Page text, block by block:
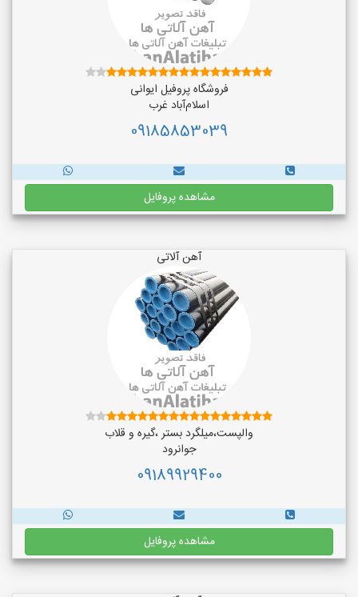
فروشگاه پروفیل ایوانی
اسلام‌آباد غرب
09185853039
مشاهده پروفایل
آهن آلاتی
والپست،میلگرد بستر ،گیره و قلاب
جوانرود
09189929400
مشاهده پروفایل